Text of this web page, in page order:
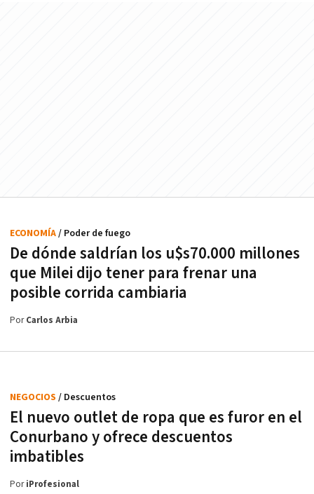
De dónde saldrían los u$s70.000 millones
que Milei dijo tener para frenar una
posible corrida cambiaria
ECONOMÍA/ Poder de fuego
PorCarlos Arbia
El nuevo outlet de ropa que es furor en el
Conurbano y ofrece descuentos
imbatibles
NEGOCIOS / Descuentos
PoriProfesional